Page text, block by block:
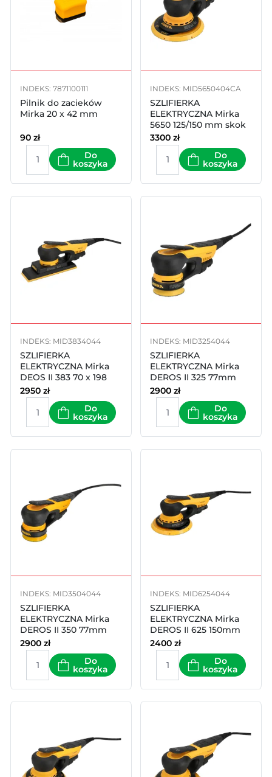
INDEKS: 7871100111
Pilnik do zacieków
Mirka 20 x 42 mm
90 zł
Do
koszyka
INDEKS: MID5650404CA
SZLIFIERKA
ELEKTRYCZNA Mirka
5650 125/150 mm skok
5mm
3300 zł
Do
koszyka
INDEKS: MID3834044
SZLIFIERKA
ELEKTRYCZNA Mirka
DEOS II 383 70 x 198
mm skok 3mm
2950 zł
Do
koszyka
INDEKS: MID3254044
SZLIFIERKA
ELEKTRYCZNA Mirka
DEROS II 325 77mm
skok 2.5mm
2900 zł
Do
koszyka
INDEKS: MID3504044
SZLIFIERKA
ELEKTRYCZNA Mirka
DEROS II 350 77mm
skok 5mm
2900 zł
Do
koszyka
INDEKS: MID6254044
SZLIFIERKA
ELEKTRYCZNA Mirka
DEROS II 625 150mm
skok 2.5mm
2400 zł
Do
koszyka